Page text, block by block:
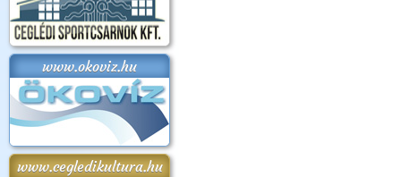
www.okoviz.hu
www.cegledikultura.hu